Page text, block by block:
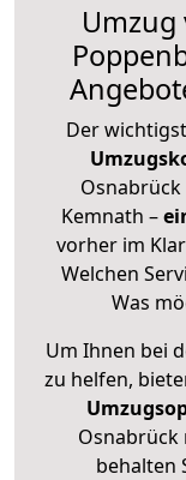
Umzug
Der
Kemnath –
vorher im
Welchen
Was
Um Ihnen bei
zu helfen,
Osnabrück
behalten